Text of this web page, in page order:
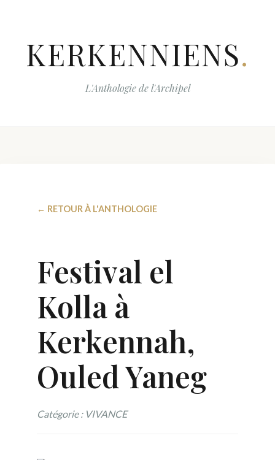
KERKENNIENS.
L'Anthologie de l'Archipel
← RETOUR À L'ANTHOLOGIE
Festival el
Kolla à
Kerkennah,
Ouled Yaneg
Catégorie : VIVANCE